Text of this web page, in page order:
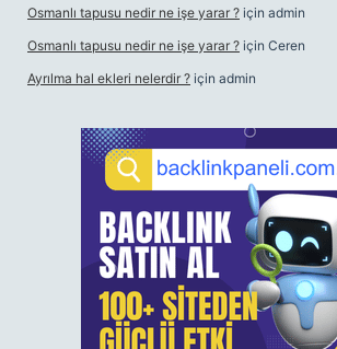
Osmanlı tapusu nedir ne işe yarar ? için admin
Osmanlı tapusu nedir ne işe yarar ? için Ceren
Ayrılma hal ekleri nelerdir ? için admin